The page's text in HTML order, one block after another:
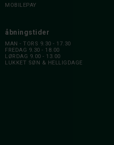
MOBILEPAY
åbningstider
MAN - TORS 9.30 - 17.30
FREDAG 9.30 - 18.00
LØRDAG 9.00 - 13.00
LUKKET SØN & HELLIGDAGE